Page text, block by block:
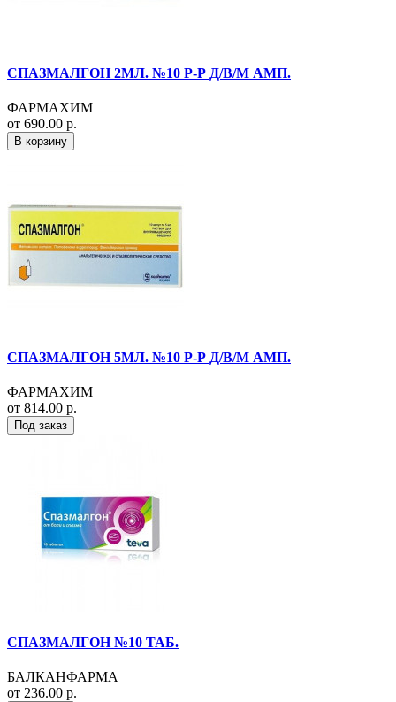
СПАЗМАЛГОН 2МЛ. №10 Р-Р Д/В/М АМП.
ФАРМАХИМ
от 690.00 р.
В корзину
СПАЗМАЛГОН 5МЛ. №10 Р-Р Д/В/М АМП.
ФАРМАХИМ
от 814.00 р.
Под заказ
СПАЗМАЛГОН №10 ТАБ.
БАЛКАНФАРМА
от 236.00 р.